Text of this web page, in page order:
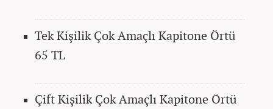
Tek Kişilik Çok Amaçlı Kapitone Örtü
65 TL
Çift Kişilik Çok Amaçlı Kapitone Örtü